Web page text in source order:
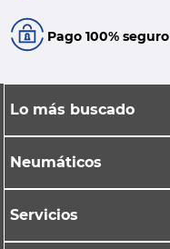
Pago 100% seguro
Lo más buscado
Neumáticos
Servicios